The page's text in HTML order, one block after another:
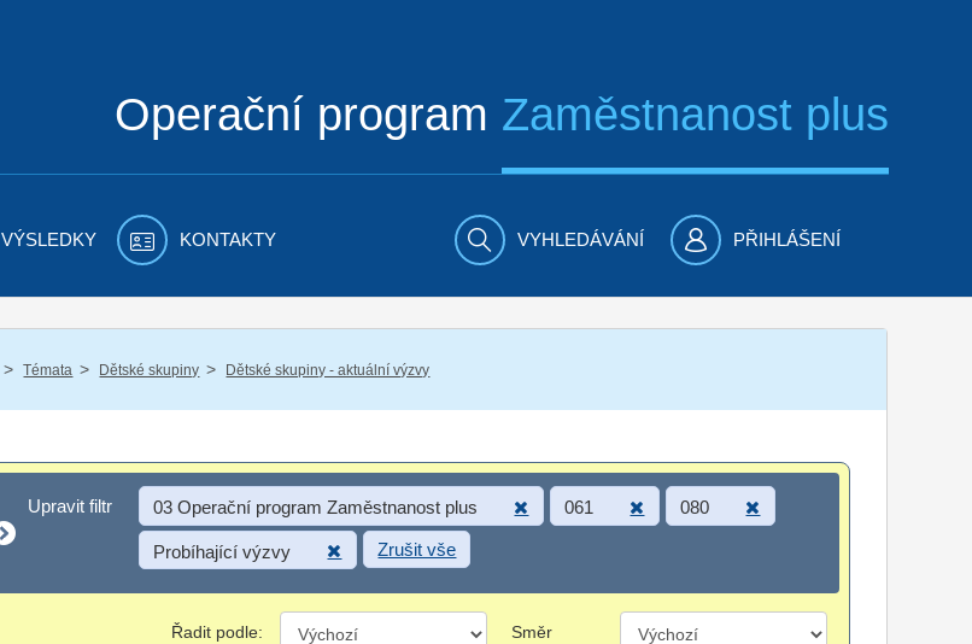
Operační program Zaměstnanost plus
VÝSLEDKY KONTAKTY VYHLEDÁVÁNÍ PŘIHLÁŠENÍ
/ Témata / Dětské skupiny / Dětské skupiny - aktuální výzvy
Upravit filtr
Upravit filtr 03 Operační program Zaměstnanost plus 061 080
Probíhající výzvy Zrušit vše
Řadit podle: Směr